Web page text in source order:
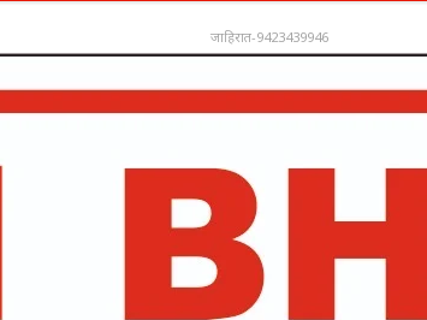
जाहिरात-9423439946